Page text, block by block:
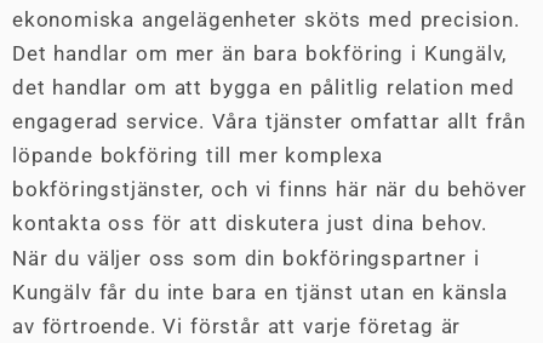
ekonomiska angelägenheter sköts med precision.
Det handlar om mer än bara bokföring i Kungälv,
det handlar om att bygga en pålitlig relation med
engagerad service. Våra tjänster omfattar allt från
löpande bokföring till mer komplexa
bokföringstjänster, och vi finns här när du behöver
kontakta oss för att diskutera just dina behov.
När du väljer oss som din bokföringspartner i
Kungälv får du inte bara en tjänst utan en känsla
av förtroende. Vi förstår att varje företag är